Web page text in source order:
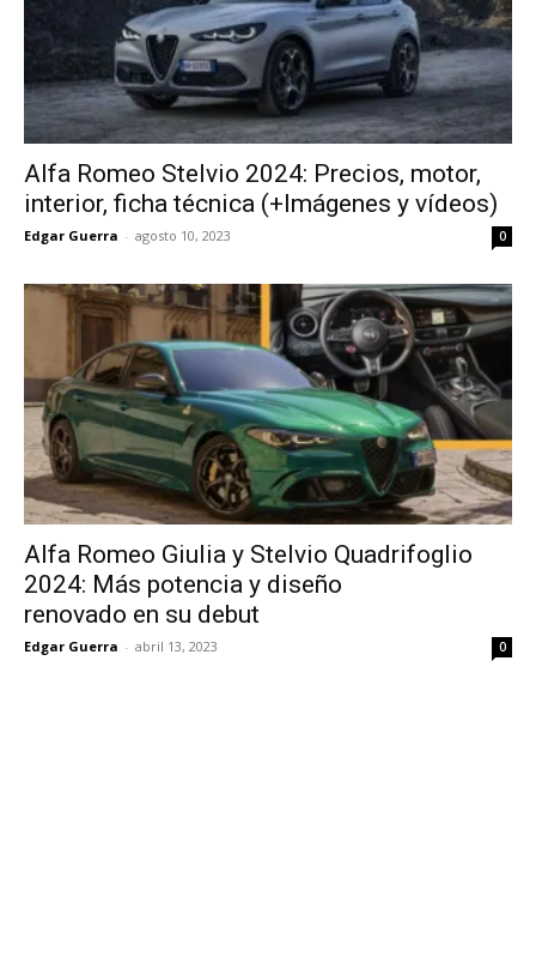
Alfa Romeo Stelvio 2024: Precios, motor,
interior, ficha técnica (+Imágenes y vídeos)
Edgar Guerra - agosto 10, 2023 0
Alfa Romeo Giulia y Stelvio Quadrifoglio
2024: Más potencia y diseño
renovado en su debut
Edgar Guerra - abril 13, 2023 0